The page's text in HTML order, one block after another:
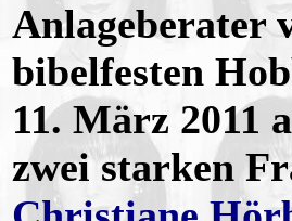
Anlageberater
bibelfesten
11. März 2011
zwei starken